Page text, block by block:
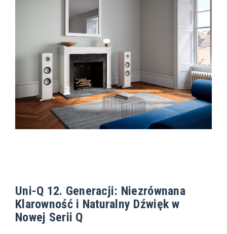
Uni-Q 12. Generacji: Niezrównana
Klarowność i Naturalny Dźwięk w
Nowej Serii Q